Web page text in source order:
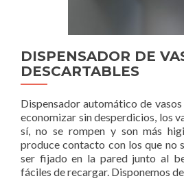
DISPENSADOR DE
DESCARTABLES
Dispensador automático de
economizar sin desperdicios, los
sí, no se rompen y son más
produce contacto con los que no
ser fijado en la pared junto al
fáciles de recargar. Disponemos